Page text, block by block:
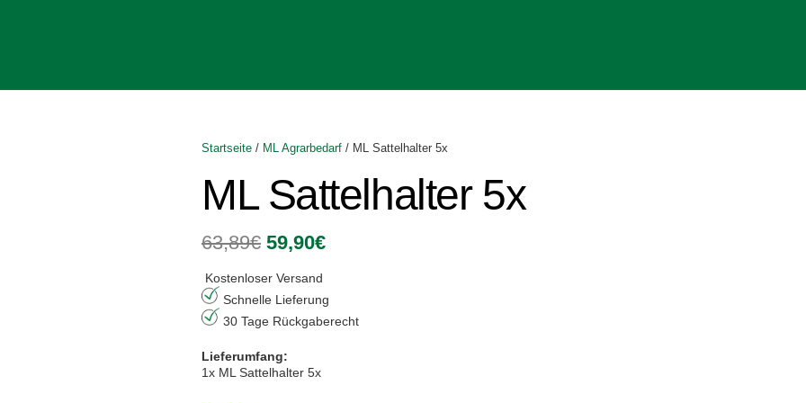
Startseite / ML Agrarbedarf / ML Sattelhalter 5x
ML Sattelhalter 5x
63,89€ Ursprünglicher
Preis
war:
63,89€
59,90€Aktueller
Kostenloser Versand
Schnelle Lieferung
30 Tage Rückgaberecht
Lieferumfang:
1x ML Sattelhalter 5x